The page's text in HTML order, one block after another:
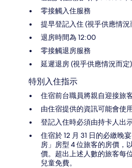
零接觸入住服務
提早登記入住 (視乎供應情況
退房時間為 12:00
零接觸退房服務
延遲退房 (視乎供應情況而定)
特別入住指示
住宿前台職員將親自迎接旅
由住宿提供的資訊可能會使
登記入住時必須由持卡人出
住宿於 12 月 31 日的必繳晚
房」房型 4 位旅客的房價，
價。超出上述人數的旅客每
兒童免費。